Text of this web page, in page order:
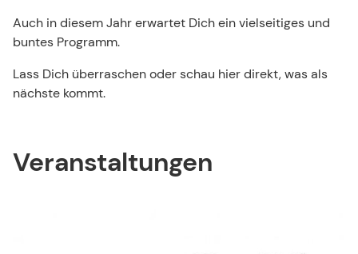
Auch in diesem Jahr erwartet Dich ein vielseitiges und
buntes Programm.
Lass Dich überraschen oder schau hier direkt, was als
nächste kommt.
Veranstaltungen